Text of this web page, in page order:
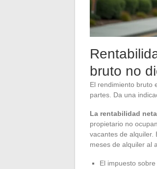
bruto no
El rendimiento bruto
partes. Da una
La rentabilidad
propietario no
vacantes de alquiler.
meses de alquiler al
El impuesto